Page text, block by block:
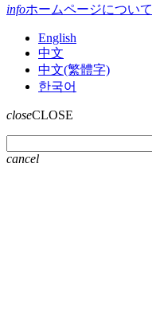
infoホームページについて
English
中文
中文(繁體字)
한국어
closeCLOSE
cancel